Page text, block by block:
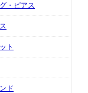
・ピアス
ト
ド